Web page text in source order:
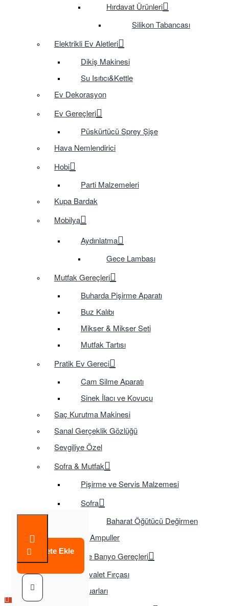
Hırdavat Ürünleri
Silikon Tabancası
Elektrikli Ev Aletleri
Dikiş Makinesi
Su Isıtıcı&Kettle
Ev Dekorasyon
Ev Gereçleri
Püskürtücü Sprey Şişe
Hava Nemlendirici
Hobi
Parti Malzemeleri
Kupa Bardak
Mobilya
Aydınlatma
Gece Lambası
Mutfak Gereçleri
Buharda Pişirme Aparatı
Buz Kalıbı
Mikser & Mikser Seti
Mutfak Tartısı
Pratik Ev Gereci
Cam Silme Aparatı
Sinek İlacı ve Kovucu
Saç Kurutma Makinesi
Sanal Gerçeklik Gözlüğü
Sevgiliye Özel
Sofra & Mutfak
Pişirme ve Servis Malzemesi
Sofra
Baharat Öğütücü Değirmen
Tasarruflu Ampuller
Temizlik ve Banyo Gereçleri
Tuvalet Fırçası
TV Aksesuarları
Sepete Ekle
Çok Satılan Ürün